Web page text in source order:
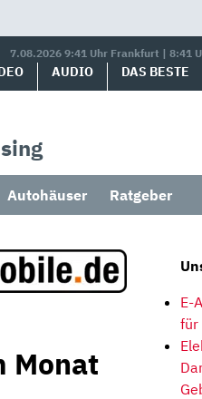
7.08.2026 9:41 Uhr Frankfurt | 8:41
AUDIO DAS BESTE
Autohäuser Ratgeber
Monat
E-
für